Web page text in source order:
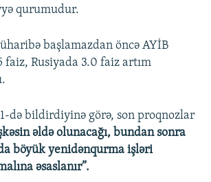
qurumudur.
başlamazdan öncə AYİB
faiz, Rusiyada 3.0 faiz artım
də bildirdiyinə görə, son proqnozlar
əldə olunacağı, bundan sonra
böyük yenidənqurma işləri
əsaslanır”.